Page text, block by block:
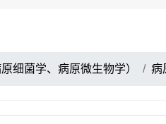
细菌学、病原微生物学） 病